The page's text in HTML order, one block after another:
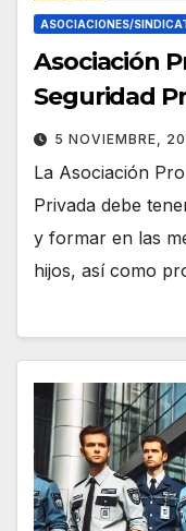
ASOCIACIONES/
Asociación
Seguridad
5 NOVIEMBRE,
La Asociación
Privada debe
y formar en las
hijos, así como